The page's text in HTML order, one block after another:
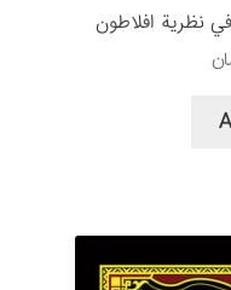
نظرية افلاطون